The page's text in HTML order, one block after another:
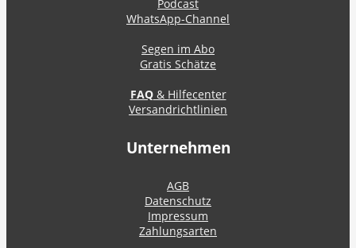
Podcast
WhatsApp-Channel
Segen im Abo
Gratis Schätze
FAQ& Hilfecenter
Versandrichtlinien
Unternehmen
AGB
Datenschutz
Impressum
Zahlungsarten